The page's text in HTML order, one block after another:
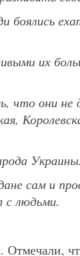
боялись
их
что они не
Украины.
сам и
с людьми.